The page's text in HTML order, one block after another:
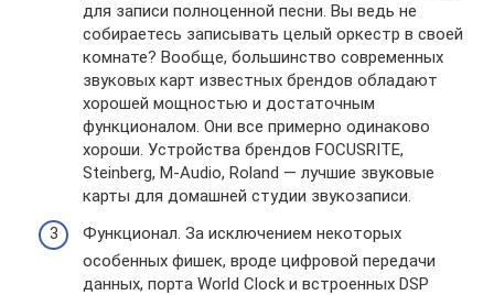
для записи полноценной песни. Вы ведь не
собираетесь записывать целый оркестр в своей
комнате? Вообще, большинство современных
звуковых карт известных брендов обладают
хорошей мощностью и достаточным
функционалом. Они все примерно одинаково
хороши. Устройства брендов FOCUSRITE,
Steinberg, M-Audio, Roland — лучшие звуковые
карты для домашней студии звукозаписи.
Функционал. За исключением некоторых
особенных фишек, вроде цифровой передачи
данных, порта World Clock и встроенных DSP